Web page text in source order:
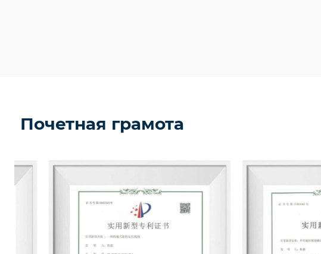
Почетная грамота